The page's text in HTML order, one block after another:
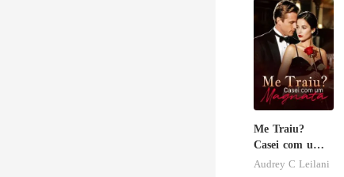
Me Traiu?
Casei com um
Magnata
Audrey C Leilani